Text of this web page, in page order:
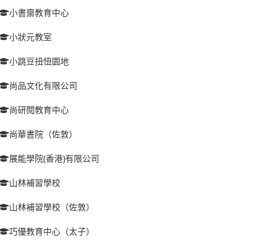
小書齋教育中心
小狀元教室
小跳豆扭忸園地
尚品文化有限公司
尚研閱教育中心
尚華書院（佐敦）
展能學院(香港)有限公司
山林補習學校
山林補習學校（佐敦）
巧優教育中心（太子）